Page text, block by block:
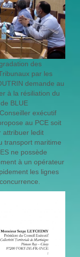
des
par les
demande au
à la résiliation du
BLUE
exécutif
au PCE soit
attribuer ledit
transport maritime
ne possède
à un opérateur
les lignes